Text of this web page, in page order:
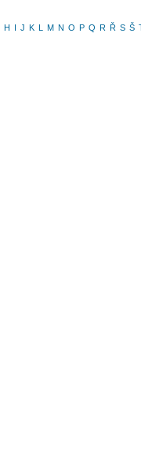
H I J K L M N O P Q R Ř S Š